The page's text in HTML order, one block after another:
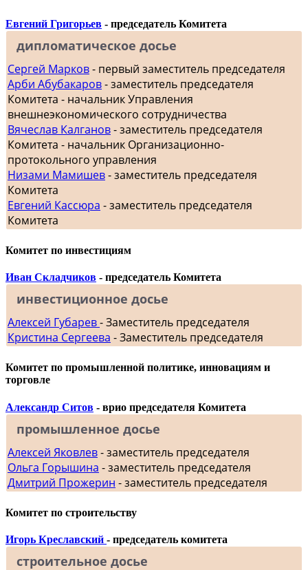
Евгений Григорьев - председатель Комитета
дипломатическое досье
Сергей Марков- первый заместитель председателя
Арби Абубакаров- заместитель председателя
Комитета - начальник Управления
внешнеэкономического сотрудничества
Вячеслав Калганов- заместитель председателя
Комитета - начальник Организационно-
протокольного управления
Низами Мамишев- заместитель председателя
Комитета
Евгений Кассюра - заместитель председателя
Комитета
Комитет по инвестициям
Иван Складчиков - председатель Комитета
инвестиционное досье
Алексей Губарев- Заместитель председателя
Кристина Сергеева - Заместитель председателя
Комитет по промышленной политике, инновациям и
торговле
Александр Ситов - врио председателя Комитета
промышленное досье
Алексей Яковлев- заместитель председателя
Ольга Горышина - заместитель председателя
Дмитрий Прожерин - заместитель председателя
Комитет по строительству
Игорь Креславский - председатель комитета
строительное досье